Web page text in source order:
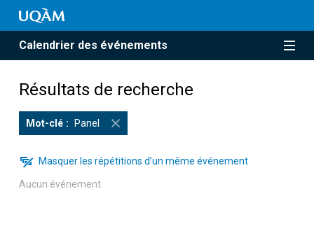
Calendrier des événements
Résultats de recherche
Mot-clé Panel
Masquer les répétitions d’un même événement
Aucun événement.